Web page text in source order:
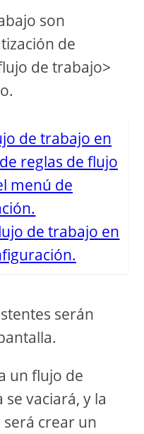
son
de
de trabajo>
de trabajo en
serán
un flujo de
vaciará, y la
crear un